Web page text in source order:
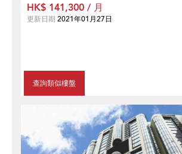
查詢類似樓盤
HK$ 141,300 / 月
更新日期 2021年01月27日